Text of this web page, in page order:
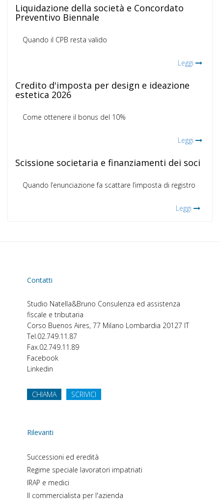
Liquidazione della società e Concordato
Preventivo Biennale
Quando il CPB resta valido
Leggi
Credito d'imposta per design e ideazione
estetica 2026
Come ottenere il bonus del 10%
Leggi
Scissione societaria e finanziamenti dei soci
Quando l’enunciazione fa scattare l’imposta di registro
Leggi
Contatti
Studio Natella&Bruno Consulenza ed assistenza
fiscale e tributaria
Corso Buenos Aires, 77 Milano Lombardia 20127 IT
Tel.02.749.11.87
Fax.02.749.11.89
Facebook
Linkedin
CHIAMA SCRIVICI
Rilevanti
Successioni ed eredità
Regime speciale lavoratori impatriati
IRAP e medici
Il commercialista per l'azienda